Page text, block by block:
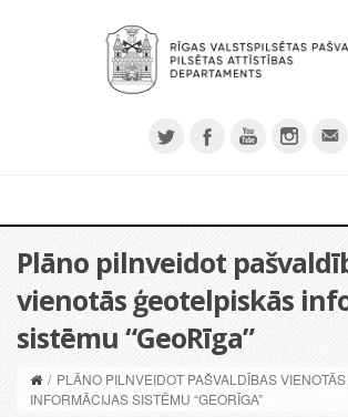
Plāno pilnveidot
vienotās ģeotelpiskās
sistēmu “GeoRīga”
/ PLĀNO PILNVEIDOT PAŠVALDĪBAS
INFORMĀCIJAS SISTĒMU “GEORĪGA”